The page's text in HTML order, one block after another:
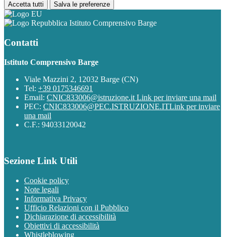
Accetta tutti Salva le preferenze
Istituto Comprensivo Barge
Contatti
Istituto Comprensivo Barge
Viale Mazzini 2, 12032 Barge (CN)
Tel: +39 0175346691
Email: CNIC833006@istruzione.it Link per inviare una mail
PEC: CNIC833006@PEC.ISTRUZIONE.ITLink per inviare
una mail
C.F.: 94033120042
Sezione Link Utili
Cookie policy
Note legali
Informativa Privacy
Ufficio Relazioni con il Pubblico
Dichiarazione di accessibilità
Obiettivi di accessibilità
Whistleblowing